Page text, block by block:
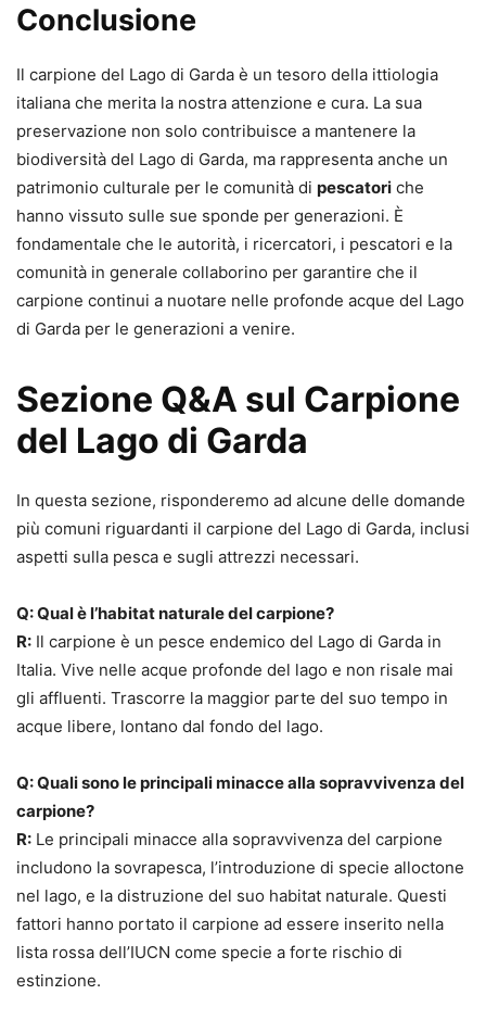
Conclusione
Il carpione del Lago di Garda è un tesoro della ittiologia
italiana che merita la nostra attenzione e cura. La sua
preservazione non solo contribuisce a mantenere la
biodiversità del Lago di Garda, ma rappresenta anche un
patrimonio culturale per le comunità di pescatori che
hanno vissuto sulle sue sponde per generazioni. È
fondamentale che le autorità, i ricercatori, i pescatori e la
comunità in generale collaborino per garantire che il
carpione continui a nuotare nelle profonde acque del Lago
di Garda per le generazioni a venire.
Sezione Q&A sul Carpione
del Lago di Garda
In questa sezione, risponderemo ad alcune delle domande
più comuni riguardanti il carpione del Lago di Garda, inclusi
aspetti sulla pesca e sugli attrezzi necessari.
Q: Qual è l’habitat naturale del carpione?
R: Il carpione è un pesce endemico del Lago di Garda in
Italia. Vive nelle acque profonde del lago e non risale mai
gli affluenti. Trascorre la maggior parte del suo tempo in
acque libere, lontano dal fondo del lago.
Q: Quali sono le principali minacce alla sopravvivenza del
carpione?
R: Le principali minacce alla sopravvivenza del carpione
includono la sovrapesca, l’introduzione di specie alloctone
nel lago, e la distruzione del suo habitat naturale. Questi
fattori hanno portato il carpione ad essere inserito nella
lista rossa dell’IUCN come specie a forte rischio di
estinzione.